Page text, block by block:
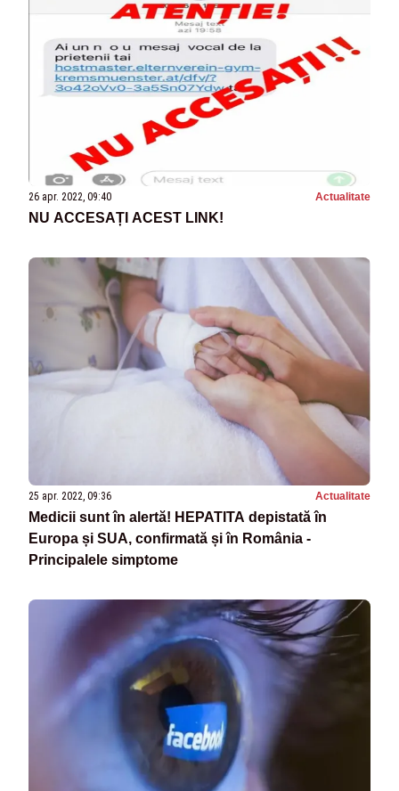
26 apr. 2022, 09:40 Actualitate
NU ACCESAȚI ACEST LINK!
25 apr. 2022, 09:36 Actualitate
Medicii sunt în alertă! HEPATITA depistată în
Europa și SUA, confirmată și în România -
Principalele simptome